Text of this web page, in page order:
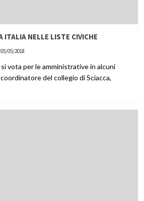
ITALIA NELLE LISTE CIVICHE
05/05/2018
vota per le amministrative in alcuni
del collegio di Sciacca,